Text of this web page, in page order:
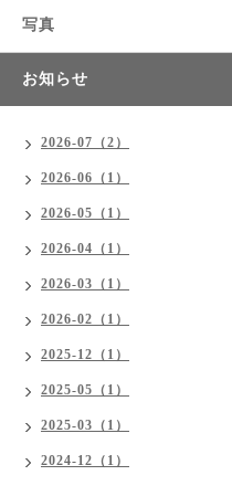
写真
お知らせ
2026-07（2）
2026-06（1）
2026-05（1）
2026-04（1）
2026-03（1）
2026-02（1）
2025-12（1）
2025-05（1）
2025-03（1）
2024-12（1）